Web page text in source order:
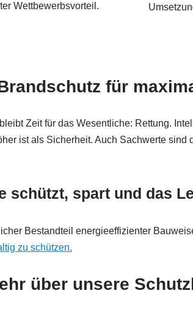
Wettbewerbsvorteil.
für
Zeit für das Wesentliche: Rettung.
ist als Sicherheit. Auch Sachwerte
schützt, spart und das
Bestandteil energieeffizienter
zu schützen.
über unsere